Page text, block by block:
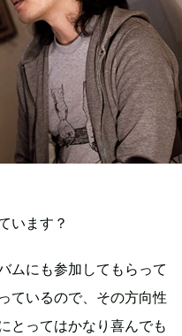
います？
ムにも参加してもらって
ているので、その方向性
とってはかなり喜んでも